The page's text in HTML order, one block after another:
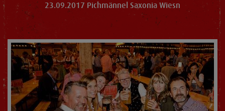
23.09.2017 Pichmännel Saxonia Wiesn